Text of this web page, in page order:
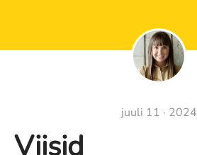
juuli 11 · 2024
Viisid